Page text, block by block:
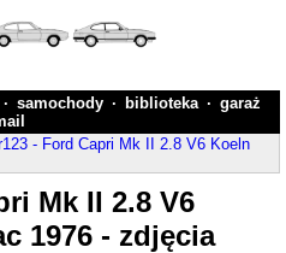
· samochody · biblioteka · garaż
- Ford Capri Mk II 2.8 V6 Koeln
Mk II 2.8 V6
1976 - zdjęcia